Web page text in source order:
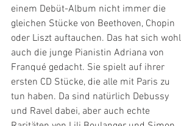
einem Debüt-Album nicht immer die
gleichen Stücke von Beethoven, Chopin
oder Liszt auftauchen. Das hat sich wohl
auch die junge Pianistin Adriana von
Franqué gedacht. Sie spielt auf ihrer
ersten CD Stücke, die alle mit Paris zu
tun haben. Da sind natürlich Debussy
und Ravel dabei, aber auch echte